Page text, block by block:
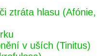
ztráta hlasu (Afónie,
v uších (Tinitus)